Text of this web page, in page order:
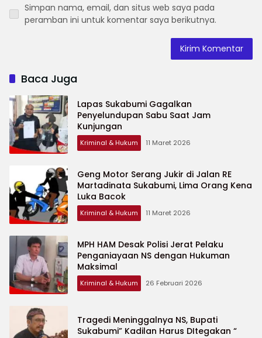
Simpan nama, email, dan situs web saya pada
peramban ini untuk komentar saya berikutnya.
Baca Juga
Lapas Sukabumi Gagalkan
Penyelundupan Sabu Saat Jam
Kunjungan
Kriminal & Hukum 11 Maret 2026
Geng Motor Serang Jukir di Jalan RE
Martadinata Sukabumi, Lima Orang Kena
Luka Bacok
Kriminal & Hukum 11 Maret 2026
MPH HAM Desak Polisi Jerat Pelaku
Penganiayaan NS dengan Hukuman
Maksimal
Kriminal & Hukum 26 Februari 2026
Tragedi Meninggalnya NS, Bupati
Sukabumi” Kadilan Harus DItegakan “